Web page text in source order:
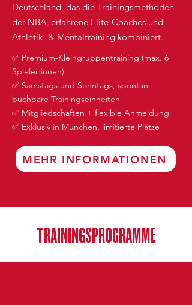
Deutschland, das die Trainingsmethoden
der NBA, erfahrene Elite-Coaches und
Athletik- & Mentaltraining kombiniert.
✅ Premium-Kleingruppentraining (max. 6
Spieler:innen)
✅ Samstags und Sonntags, spontan
buchbare Trainingseinheiten
✅ Mitgliedschaften + flexible Anmeldung
✅ Exklusiv in München, limitierte Plätze
MEHR INFORMATIONEN
TRAININGSPROGRAMME